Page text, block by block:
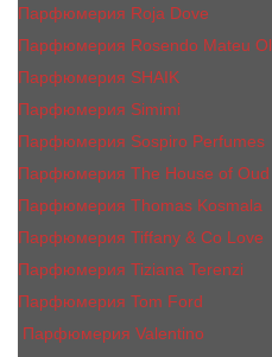
Парфюмерия Roja Dove
Парфюмерия Rosendo Mateu
Парфюмерия SHAIK
Парфюмерия Simimi
Парфюмерия Sospiro Perfumes
Парфюмерия The House of Oud
Парфюмерия Thomas Kosmala
Парфюмерия Tiffany & Co Love
Парфюмерия Tiziana Terenzi
Парфюмерия Tom Ford
Парфюмерия Valentino